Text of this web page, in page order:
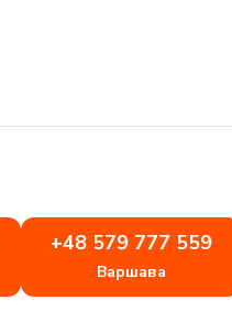
+48 579 777 559
Варшава